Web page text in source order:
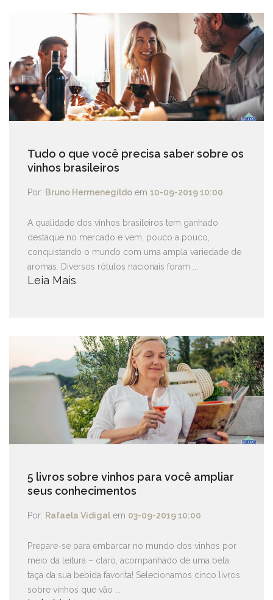
Tudo o que você precisa saber sobre os
vinhos brasileiros
Por: Bruno Hermenegildo em 10-09-2019 10:00
A qualidade dos vinhos brasileiros tem ganhado
destaque no mercado e vem, pouco a pouco,
conquistando o mundo com uma ampla variedade de
aromas. Diversos rótulos nacionais foram ...
Leia Mais
5 livros sobre vinhos para você ampliar
seus conhecimentos
Por: Rafaela Vidigal em 03-09-2019 10:00
Prepare-se para embarcar no mundo dos vinhos por
meio da leitura – claro, acompanhado de uma bela
taça da sua bebida favorita! Selecionamos cinco livros
sobre vinhos que vão ...